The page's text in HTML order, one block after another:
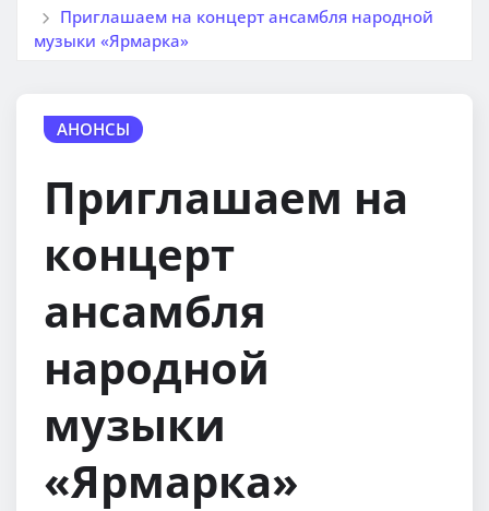
Приглашаем на концерт ансамбля народной
музыки «Ярмарка»
АНОНСЫ
Приглашаем на
концерт
ансамбля
народной
музыки
«Ярмарка»